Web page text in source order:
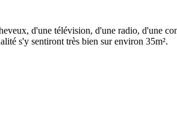
d'une télévision, d'une radio, d'une
s'y sentiront très bien sur environ 35m².